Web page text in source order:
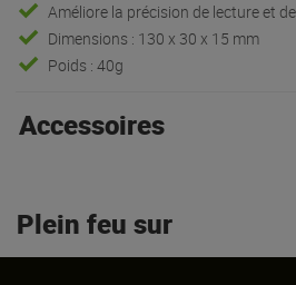
Améliore la précision de lecture et
Dimensions : 130 x 30 x 15 mm
Poids : 40g
Accessoires
Plein feu sur